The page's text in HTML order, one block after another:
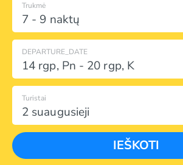
7 - 9 naktų
Trukmė
DEPARTURE_DATE
14 rgp, Pn - 20 rgp, K
2 suaugusieji
Turistai
IEŠKOTI